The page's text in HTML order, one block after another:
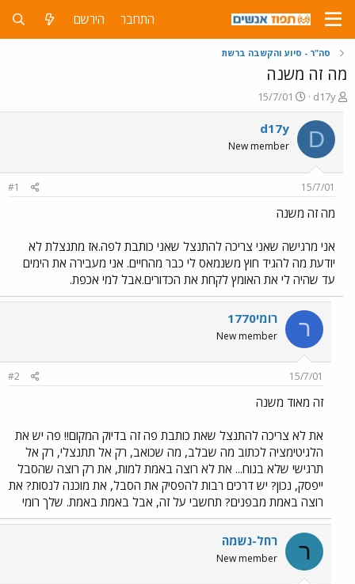
התחבר הירשם
סה"ר - סיוע והקשבה ברשת
מה זה משנה
פ
ו
ת
ח
ה
ש
א
d17y
פ
ו
ר
ר
15/7/01
D
d17y
New member
15/7/01
#1
מה זה משנה
אני מרגישה שאני צריכה להתנצל שאני כותבת לפה.אז מתנצלת לא
יודעת מה להגיד חוץ משנמאס לי כבר מהחיים. אני מעבירה את הימים
עד שהיה לי את האומץ לקחת את הכדורים.אבל למי אכפת.
ר רומי1770
New member
15/7/01
#2
זה מאוד משנה
את לא צריכה להתנצל שאת כותבת פה זה בדיוק המקום!! פה יש את
הלגיטימציה לכתוב מה שבלב, מה שכואב, רק אל תתנצלי, רק אל
תרגישי שלא בנוח... את לא רוצה באמת למות, את רק רוצה שהסבל
ייפסק, נכון? יש דרכים רבות להפסיק את הסבל, את מוכנה לנסות? את
רוצה באמת מבפנים? תחשבי על זה, אבל באמת באמת. שלך רומי
ר רחל-נשמה
New member